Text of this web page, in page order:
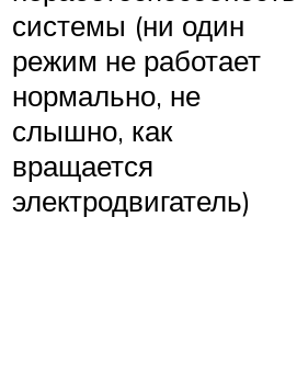
системы (ни один
режим не работает
нормально, не
слышно, как
вращается
электродвигатель)